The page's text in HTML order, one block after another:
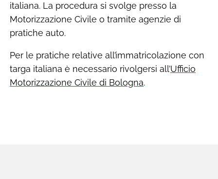
italiana. La procedura si svolge presso la
Motorizzazione Civile o tramite agenzie di
pratiche auto.
Per le pratiche relative all’immatricolazione con
targa italiana è necessario rivolgersi all’Ufficio
Motorizzazione Civile di Bologna.